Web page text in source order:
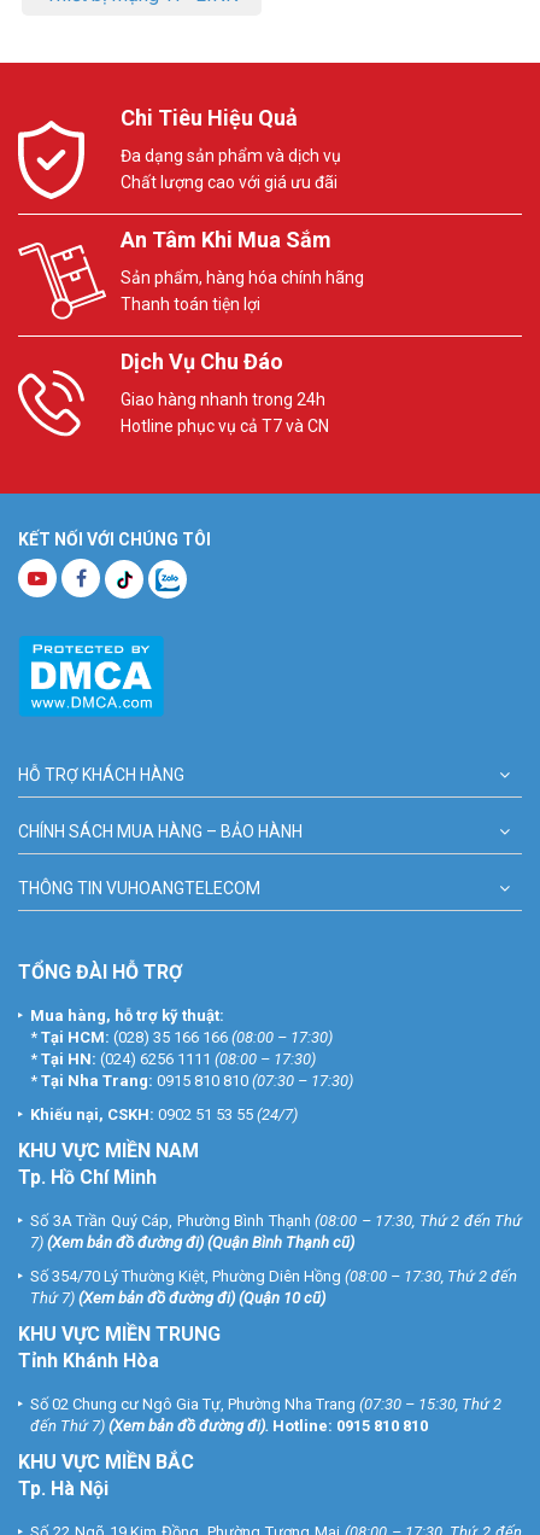
Chi Tiêu Hiệu Quả
Đa dạng sản phẩm và dịch vụ
Chất lượng cao với giá ưu đãi
An Tâm Khi Mua Sắm
Sản phẩm, hàng hóa chính hãng
Thanh toán tiện lợi
Dịch Vụ Chu Đáo
Giao hàng nhanh trong 24h
Hotline phục vụ cả T7 và CN
KẾT NỐI VỚI CHÚNG TÔI
HỖ TRỢ KHÁCH HÀNG
CHÍNH SÁCH MUA HÀNG – BẢO HÀNH
THÔNG TIN VUHOANGTELECOM
TỔNG ĐÀI HỖ TRỢ
Mua hàng, hỗ trợ kỹ thuật:
* Tại HCM: (028) 35 166 166 (08:00 – 17:30)
* Tại HN: (024) 6256 1111 (08:00 – 17:30)
* Tại Nha Trang: 0915 810 810 (07:30 – 17:30)
Khiếu nại, CSKH: 0902 51 53 55 (24/7)
KHU VỰC MIỀN NAM
Tp. Hồ Chí Minh
Số 3A Trần Quý Cáp, Phường Bình Thạnh (08:00 – 17:30, Thứ 2 đến Thứ
7) (Xem bản đồ đường đi) (Quận Bình Thạnh cũ)
Số 354/70 Lý Thường Kiệt, Phường Diên Hồng (08:00 – 17:30, Thứ 2 đến
Thứ 7) (Xem bản đồ đường đi) (Quận 10 cũ)
KHU VỰC MIỀN TRUNG
Tỉnh Khánh Hòa
Số 02 Chung cư Ngô Gia Tự, Phường Nha Trang (07:30 – 15:30, Thứ 2
đến Thứ 7) (Xem bản đồ đường đi). Hotline: 0915 810 810
KHU VỰC MIỀN BẮC
Tp. Hà Nội
Số 22 Ngõ 19 Kim Đồng, Phường Tương Mai (08:00 – 17:30, Thứ 2 đến